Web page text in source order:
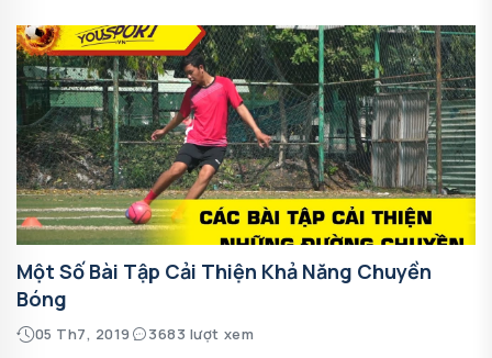
Một Số Bài Tập Cải Thiện Khả Năng Chuyền
Bóng
05 Th7, 2019 3683 lượt xem